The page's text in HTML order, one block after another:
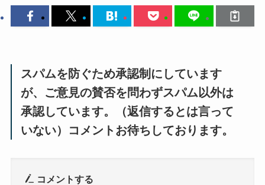
スパムを防ぐため承認制にしています
が、ご意見の賛否を問わずスパム以外は
承認しています。（返信するとは言って
いない）コメントお待ちしております。
コメントする